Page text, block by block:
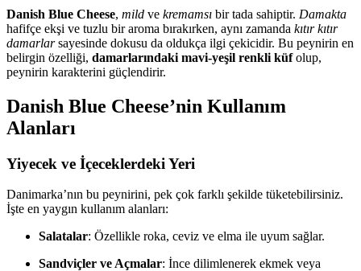
Danish Blue Cheese, mild ve kremamsı bir tada sahiptir. Damakta
hafifçe ekşi ve tuzlu bir aroma bırakırken, aynı zamanda kıtır kıtır
damarlarsayesinde dokusu da oldukça ilgi çekicidir. Bu peynirin en
belirgin özelliği, damarlarındaki mavi-yeşil renkli küfolup,
peynirin karakterini güçlendirir.
Danish Blue Cheese’nin Kullanım
Alanları
Yiyecek ve İçeceklerdeki Yeri
Danimarka’nın bu peynirini, pek çok farklı şekilde tüketebilirsiniz.
İşte en yaygın kullanım alanları:
Salatalar: Özellikle roka, ceviz ve elma ile uyum sağlar.
Sandviçler ve Açmalar: İnce dilimlenerek ekmek veya